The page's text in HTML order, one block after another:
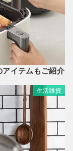
アイテムもご紹介
生活雑貨